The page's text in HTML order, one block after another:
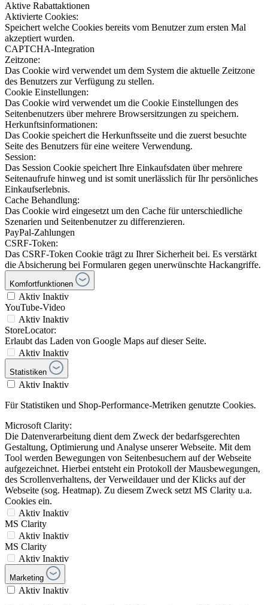
Aktive Rabattaktionen
Aktivierte Cookies:
Speichert welche Cookies bereits vom Benutzer zum ersten Mal
akzeptiert wurden.
CAPTCHA-Integration
Zeitzone:
Das Cookie wird verwendet um dem System die aktuelle Zeitzone
des Benutzers zur Verfügung zu stellen.
Cookie Einstellungen:
Das Cookie wird verwendet um die Cookie Einstellungen des
Seitenbenutzers über mehrere Browsersitzungen zu speichern.
Herkunftsinformationen:
Das Cookie speichert die Herkunftsseite und die zuerst besuchte
Seite des Benutzers für eine weitere Verwendung.
Session:
Das Session Cookie speichert Ihre Einkaufsdaten über mehrere
Seitenaufrufe hinweg und ist somit unerlässlich für Ihr persönliches
Einkaufserlebnis.
Cache Behandlung:
Das Cookie wird eingesetzt um den Cache für unterschiedliche
Szenarien und Seitenbenutzer zu differenzieren.
PayPal-Zahlungen
CSRF-Token:
Das CSRF-Token Cookie trägt zu Ihrer Sicherheit bei. Es verstärkt
die Absicherung bei Formularen gegen unerwünschte Hackangriffe.
Komfortfunktionen
Aktiv Inaktiv
YouTube-Video
Aktiv Inaktiv
StoreLocator:
Erlaubt das Laden von Google Maps auf dieser Seite.
Aktiv Inaktiv
Statistiken
Aktiv Inaktiv
Für Statistiken und Shop-Performance-Metriken genutzte Cookies.
Microsoft Clarity:
Die Datenverarbeitung dient dem Zweck der bedarfsgerechten
Gestaltung, Optimierung und Analyse unserer Webseite. Mit dem
Tool werden Bewegungen von Seitenbesuchern auf der Webseite
aufgezeichnet. Hierbei entsteht ein Protokoll der Mausbewegungen,
des Scrollenverhaltens, der Verweildauer und der Klicks auf der
Webseite (sog. Heatmap). Zu diesem Zweck setzt MS Clarity u.a.
Cookies ein.
Aktiv Inaktiv
MS Clarity
Aktiv Inaktiv
MS Clarity
Aktiv Inaktiv
Marketing
Aktiv Inaktiv